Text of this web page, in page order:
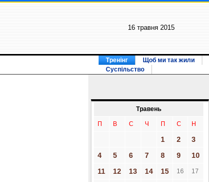
16 травня 2015
Тренінг Щоб ми так жили
Суспільство
Травень
П В С Ч П С Н
1 2
3
4
5 6 7 8 9
10
11
12 13 14 15 16 17